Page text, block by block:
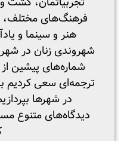
فرهنگ‌های مختلف،
هنر و سینما و
شهروندی زنان در
شماره‌های پیشین
ترجمه‌ای سعی کردیم
در شهر‌ها
دیدگاه‌های متنوع